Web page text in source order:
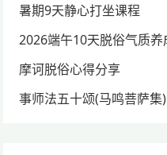
暑期9天静心打坐课程
2026端午10天脱俗气质养
摩诃脱俗心得分享
事师法五十颂(马鸣菩萨集)